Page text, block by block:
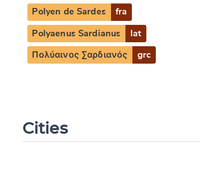
Polyen de Sardes fra
Polyaenus Sardianus lat
Πολύαινος Σαρδιανός grc
Cities